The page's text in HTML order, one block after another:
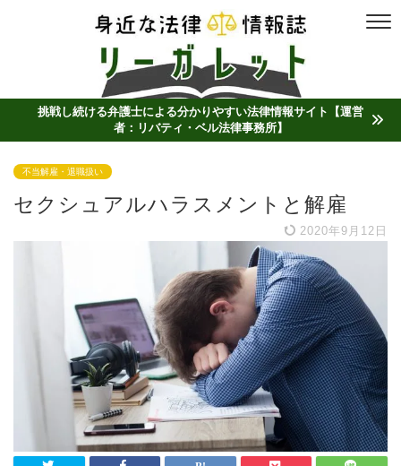
挑戦し続ける弁護士による分かりやすい法律情報サイト【運営
者：リバティ・ベル法律事務所】
不当解雇・退職扱い
セクシュアルハラスメントと解雇
2020年9月12日